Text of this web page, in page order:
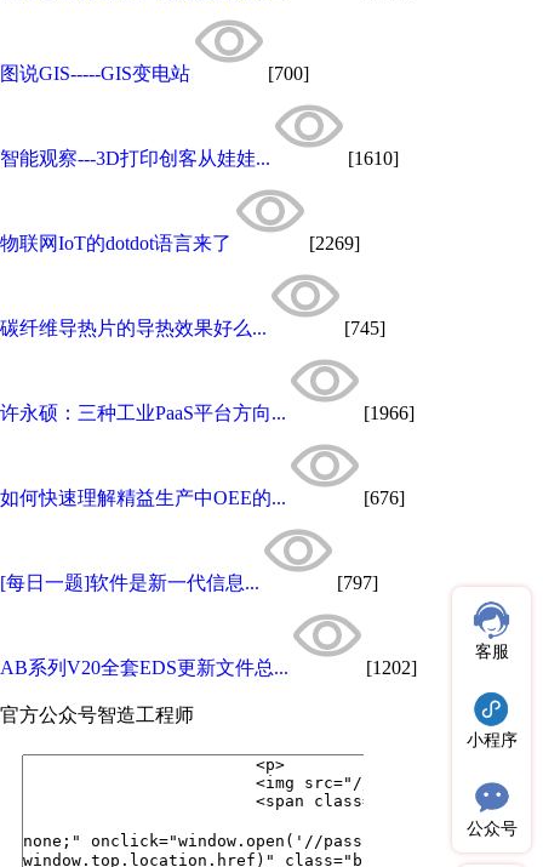
图说GIS-----GIS变电站 [700]
智能观察---3D打印创客从娃娃... [1610]
物联网IoT的dotdot语言来了 [2269]
碳纤维导热片的导热效果好么... [745]
许永硕：三种工业PaaS平台方向... [1966]
如何快速理解精益生产中OEE的... [676]
[每日一题]软件是新一代信息... [797]
AB系列V20全套EDS更新文件总... [1202]
官方公众号智造工程师
客服
小程序
公众号